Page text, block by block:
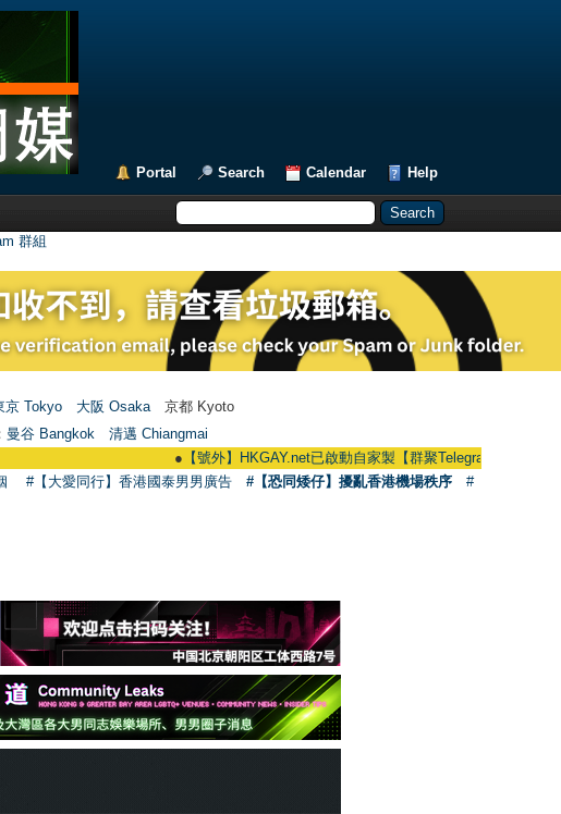
Portal Search Calendar Help
群組
京 Tokyo 大阪 Osaka 京都 Kyoto
曼谷 Bangkok
清邁 Chiangmai
【號外】HKGAY.net已啟動自家製【群聚Telegram群組】
#【大愛同行】香港國泰男男廣告 #【恐同矮仔】擾亂香港機場秩序
#